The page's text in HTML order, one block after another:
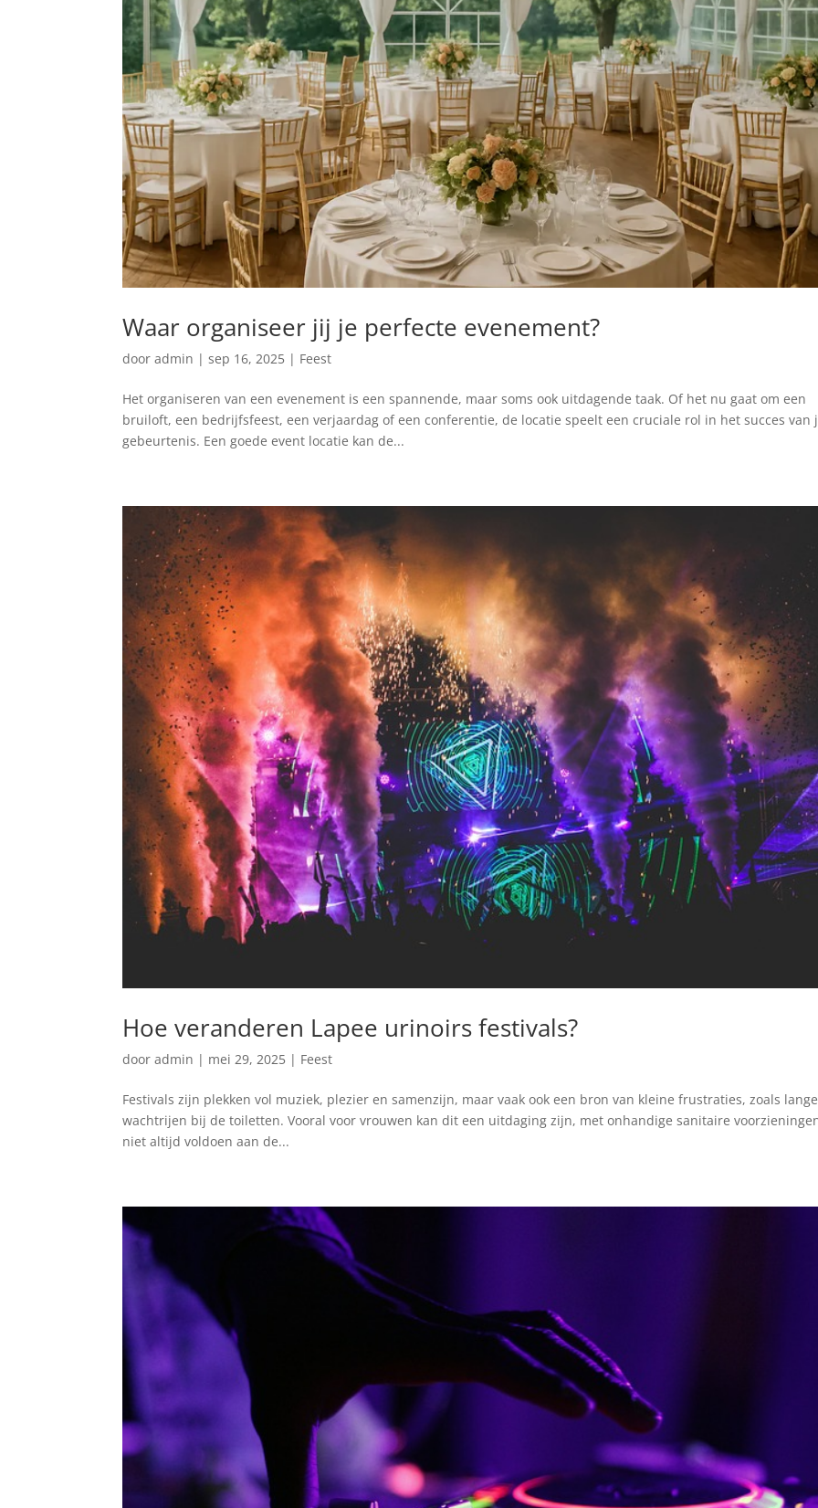
Waar organiseer jij je perfecte evenement?
dooradmin |sep 16, 2025 | Feest
Het organiseren van een evenement is een spannende, maar soms ook uitdagende taak. Of het nu gaat om een
bruiloft, een bedrijfsfeest, een verjaardag of een conferentie, de locatie speelt een cruciale rol in het succes van
gebeurtenis. Een goede event locatie kan de...
Hoe veranderen Lapee urinoirs festivals?
dooradmin | mei 29, 2025 | Feest
Festivals zijn plekken vol muziek, plezier en samenzijn, maar vaak ook een bron van kleine frustraties, zoals lange
wachtrijen bij de toiletten. Vooral voor vrouwen kan dit een uitdaging zijn, met onhandige sanitaire
niet altijd voldoen aan de...